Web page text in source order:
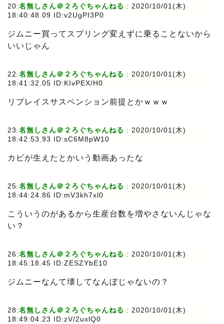
20:名無しさん＠２ろぐちゃんねる : 2020/10/01(木)
18:40:48.09 ID:v2UgPI3P0
ジムニー買ってスプリング変えずに乗ることないから
いいじゃん
22:名無しさん＠２ろぐちゃんねる : 2020/10/01(木)
18:41:32.05 ID:KIvPEX/H0
リプレイスサスペンション前提とかｗｗｗ
23:名無しさん＠２ろぐちゃんねる : 2020/10/01(木)
18:42:53.93 ID:sC6M8pW10
カビが生えたとかいう動画あったな
25:名無しさん＠２ろぐちゃんねる : 2020/10/01(木)
18:44:24.86 ID:mV3kh7xl0
こういうのがあるから生産台数を増やさないんじゃな
い？
26:名無しさん＠２ろぐちゃんねる : 2020/10/01(木)
18:45:18.45 ID:ZESZYbE10
ジムニーなんて壊してなんぼじゃないの？
28:名無しさん＠２ろぐちゃんねる : 2020/10/01(木)
18:49:04.23 ID:zV/2uxlQ0